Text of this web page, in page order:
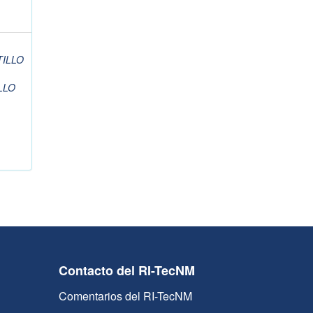
Contacto del RI-TecNM
Comentarios del RI-TecNM